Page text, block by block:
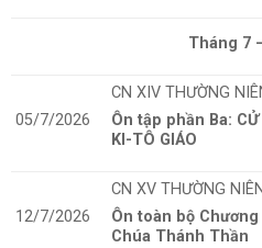
Tháng 7
05/7/2026
CN XIV THƯỜNG
Ôn tập phần Ba: CỬ
KI-TÔ GIÁO
12/7/2026
CN XV THƯỜNG
Ôn toàn bộ
Chúa Thánh Thần